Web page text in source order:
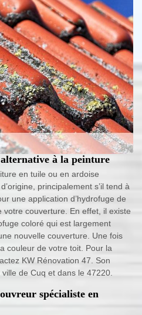
à la peinture
en tuile ou en ardoise
principalement s’il tend à
une application d’hydrofuge de
couverture. En effet, il existe
coloré qui est largement
nouvelle couverture. Une fois
couleur de votre toit. Pour la
KW Rénovation 47. Son
de Cuq et dans le 47220.
spécialiste en